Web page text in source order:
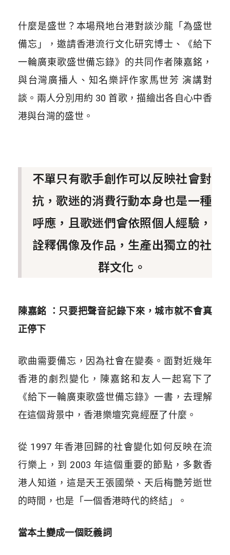
什麼是盛世？本場飛地台港對談沙龍「為盛世
備忘」，邀請香港流行文化研究博士、《給下
一輪廣東歌盛世備忘錄》的共同作者陳嘉銘，
與台灣廣播人、知名樂評作家馬世芳 演講對
談。兩人分別用約 30 首歌，描繪出各自心中香
港與台灣的盛世。
不單只有歌手創作可以反映社會對
抗，歌迷的消費行動本身也是一種
呼應，且歌迷們會依照個人經驗，
詮釋偶像及作品，生產出獨立的社
群文化。
陳嘉銘 ：只要把聲音記錄下來，城市就不會真
正停下
歌曲需要備忘，因為社會在變奏。面對近幾年
香港的劇烈變化，陳嘉銘和友人一起寫下了
《給下一輪廣東歌盛世備忘錄》一書，去理解
在這個背景中，香港樂壇究竟經歷了什麼。
從 1997 年香港回歸的社會變化如何反映在流
行樂上，到 2003 年這個重要的節點，多數香
港人知道，這是天王張國榮、天后梅艷芳逝世
的時間，也是「一個香港時代的終結」。
當本土變成一個貶義詞